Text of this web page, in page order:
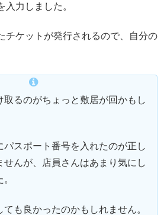
入力しました。
チケットが発行されるので、自分の
取るのがちょっと敷居が回かもし
パスポート番号を入れたのが正し
せんが、店員さんはあまり気にし
も良かったのかもしれません。